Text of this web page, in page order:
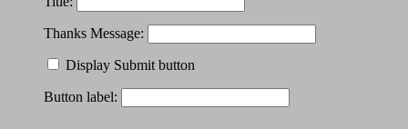
Thanks Message:
Display Submit button
Button label: